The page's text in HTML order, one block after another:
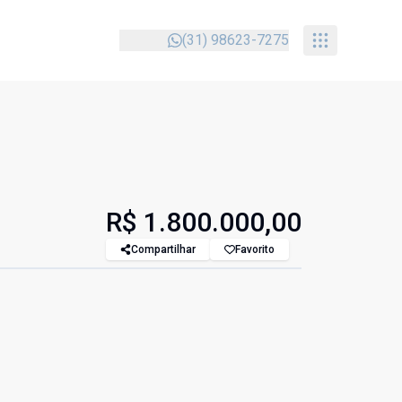
(31) 98623-7275
R$ 1.800.000,00
Compartilhar Favorito